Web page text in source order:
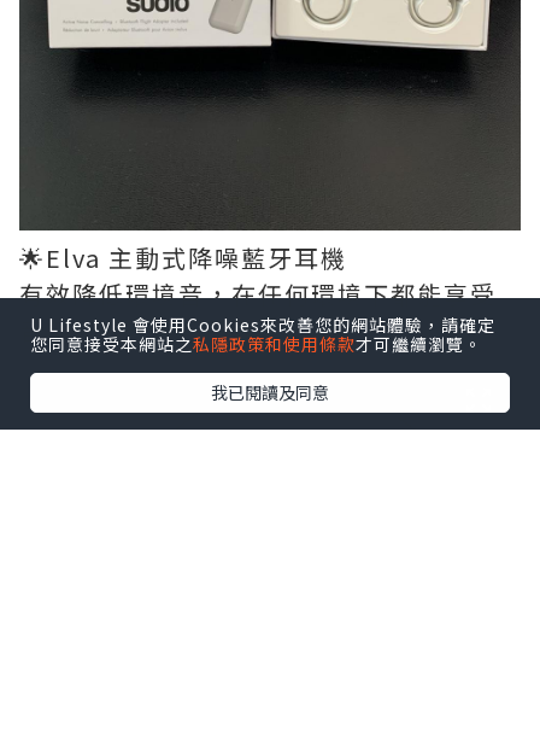
🌟Elva 主動式降噪藍牙耳機
有效降低環境音，在任何環境下都能享受
音樂並提升通話品質。
U Lifestyle 會使用Cookies來改善您的網站體驗，請確定
您同意接受本網站之私隱政策和使用條款才可繼續瀏覽。
我已閱讀及同意